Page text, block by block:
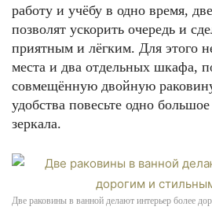
работу и учёбу в одно время,
позволят ускорить очередь и
приятным и лёгким. Для этого
места и два отдельных шкафа,
совмещённую двойную
удобства повесьте одно
зеркала.
Две раковины в ванной делают интерьер более